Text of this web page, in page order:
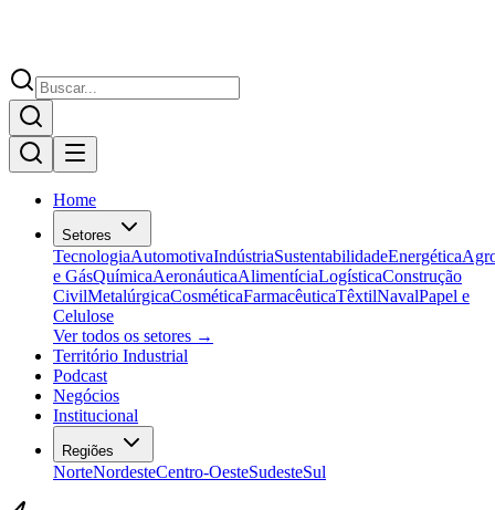
Home
Setores
TecnologiaAutomotivaIndústriaSustentabilidadeEnergética
e GásQuímicaAeronáuticaAlimentíciaLogísticaConstrução
CivilMetalúrgicaCosméticaFarmacêuticaTêxtilNavalPapel e
Celulose
Ver todos os setores →
Território Industrial
Podcast
Negócios
Institucional
Regiões
NorteNordesteCentro-OesteSudesteSul